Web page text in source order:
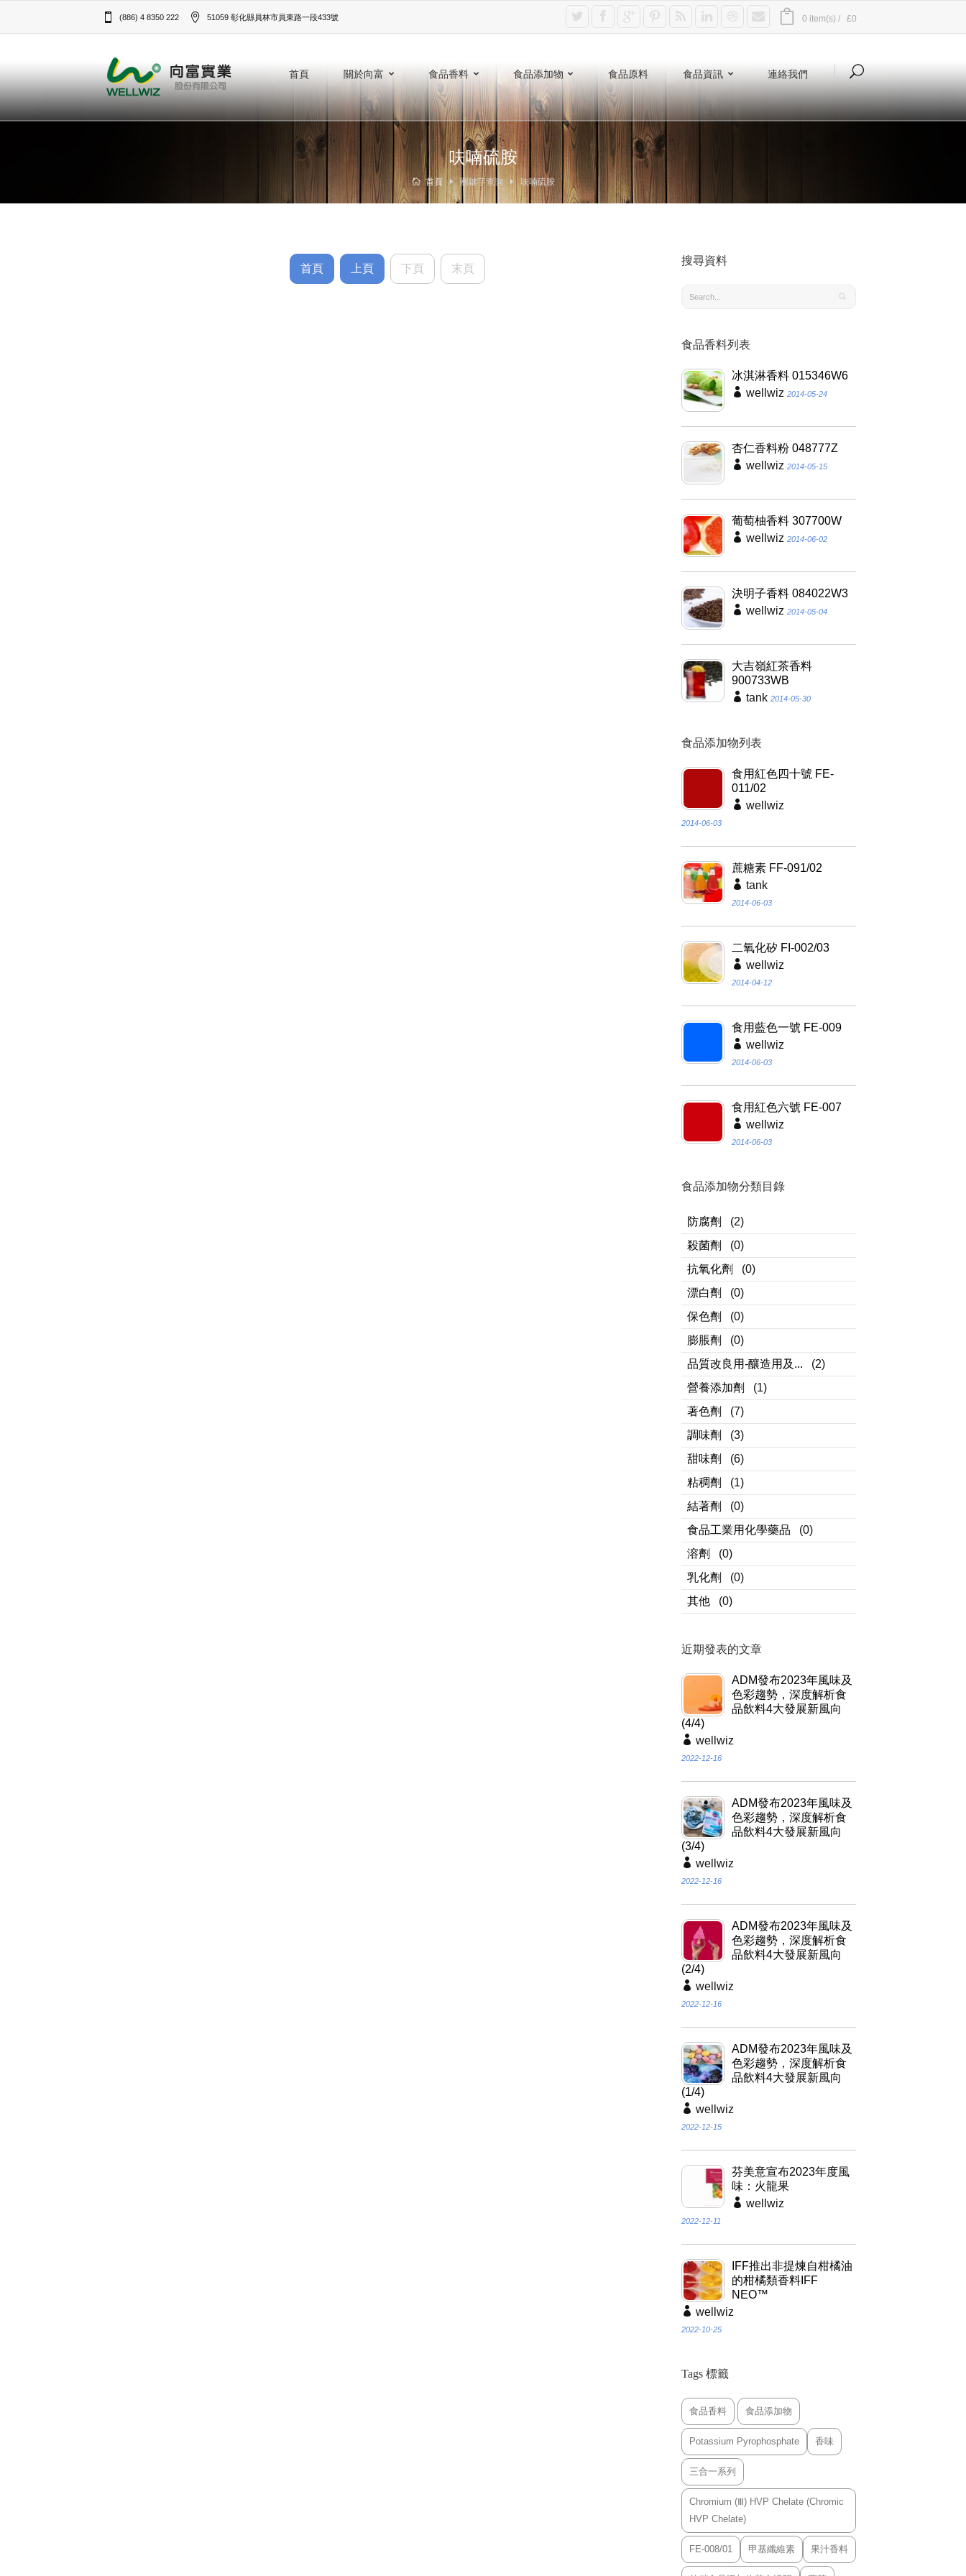
(886) 4 8350 222 51059 彰化縣員林市員東路一段433號‎ 0 item(s) / £0
首頁 關於向富 食品香料 食品添加物 食品原料 食品資訊 連絡我們
呋喃硫胺
首頁 關鍵字查詢 呋喃硫胺
首頁 上頁 下頁 末頁
搜尋資料
食品香料列表
冰淇淋香料 015346W6
wellwiz 2014-05-24
杏仁香料粉 048777Z
wellwiz 2014-05-15
葡萄柚香料 307700W
wellwiz 2014-06-02
決明子香料 084022W3
wellwiz 2014-05-04
大吉嶺紅茶香料
900733WB
tank 2014-05-30
食品添加物列表
食用紅色四十號 FE-
011/02
wellwiz
2014-06-03
蔗糖素 FF-091/02
tank
2014-06-03
二氧化矽 FI-002/03
wellwiz
2014-04-12
食用藍色一號 FE-009
wellwiz
2014-06-03
食用紅色六號 FE-007
wellwiz
2014-06-03
食品添加物分類目錄
防腐劑
(2)
殺菌劑
(0)
抗氧化劑
(0)
漂白劑
(0)
保色劑
(0)
膨脹劑
(0)
品質改良用-釀造用及...
(2)
營養添加劑
(1)
著色劑
(7)
調味劑
(3)
甜味劑
(6)
粘稠劑
(1)
結著劑
(0)
食品工業用化學藥品
(0)
溶劑
(0)
乳化劑
(0)
其他
(0)
近期發表的文章
ADM發布2023年風味及
色彩趨勢，深度解析食
品飲料4大發展新風向
(4/4)
wellwiz
2022-12-16
ADM發布2023年風味及
色彩趨勢，深度解析食
品飲料4大發展新風向
(3/4)
wellwiz
2022-12-16
ADM發布2023年風味及
色彩趨勢，深度解析食
品飲料4大發展新風向
(2/4)
wellwiz
2022-12-16
ADM發布2023年風味及
色彩趨勢，深度解析食
品飲料4大發展新風向
(1/4)
wellwiz
2022-12-15
芬美意宣布2023年度風
味：火龍果
wellwiz
2022-12-11
IFF推出非提煉自柑橘油
的柑橘類香料IFF
NEO™
wellwiz
2022-10-25
Tags 標籤
食品香料 食品添加物
Potassium Pyrophosphate 香味
三合一系列
Chromium (Ⅲ) HVP Chelate (Chromic
HVP Chelate)
FE-008/01 甲基纖維素 果汁香料